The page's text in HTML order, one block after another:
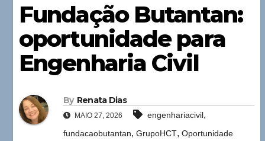
Fundação Butantan:
oportunidade para
Engenharia Civil
By Renata Dias
MAIO 27, 2026 engenhariacivil,
fundacaobutantan, GrupoHCT, Oportunidade